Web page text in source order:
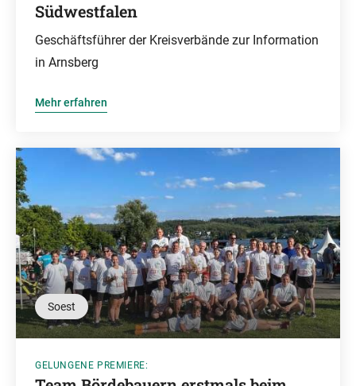
Südwestfalen
Geschäftsführer der Kreisverbände zur Information
in Arnsberg
Mehr erfahren
Soest
GELUNGENE PREMIERE: